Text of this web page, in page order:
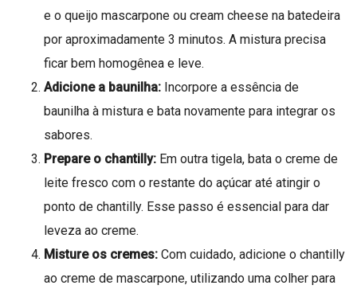
e o queijo mascarpone ou cream cheese na batedeira
por aproximadamente 3 minutos. A mistura precisa
ficar bem homogênea e leve.
Adicione a baunilha: Incorpore a essência de
baunilha à mistura e bata novamente para integrar os
sabores.
Prepare o chantilly: Em outra tigela, bata o creme de
leite fresco com o restante do açúcar até atingir o
ponto de chantilly. Esse passo é essencial para dar
leveza ao creme.
Misture os cremes: Com cuidado, adicione o chantilly
ao creme de mascarpone, utilizando uma colher para